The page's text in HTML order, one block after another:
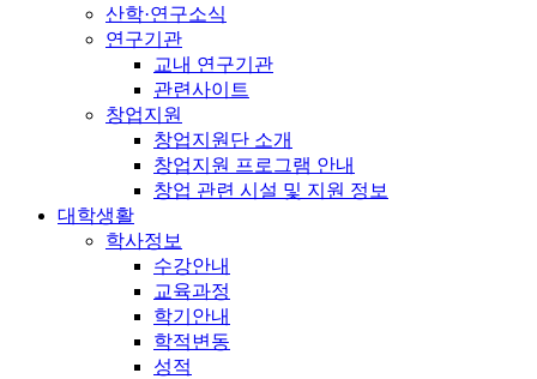
산학·연구소식
연구기관
교내 연구기관
관련사이트
창업지원
창업지원단 소개
창업지원 프로그램 안내
창업 관련 시설 및 지원 정보
대학생활
학사정보
수강안내
교육과정
학기안내
학적변동
성적